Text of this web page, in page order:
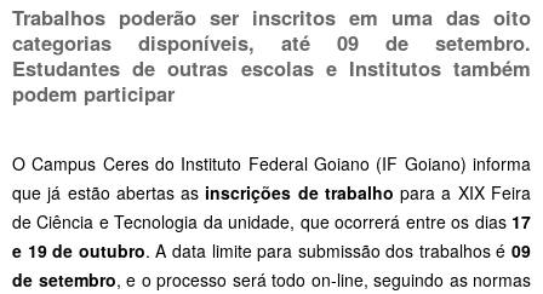
Trabalhos poderão ser inscritos em uma das oito
categorias disponíveis, até 09 de setembro.
Estudantes de outras escolas e Institutos também
podem participar
O Campus Ceres do Instituto Federal Goiano (IF Goiano) informa
que já estão abertas as inscrições de trabalho para a XIX Feira
de Ciência e Tecnologia da unidade, que ocorrerá entre os dias 17
e 19 de outubro. A data limite para submissão dos trabalhos é 09
de setembro, e o processo será todo on-line, seguindo as normas